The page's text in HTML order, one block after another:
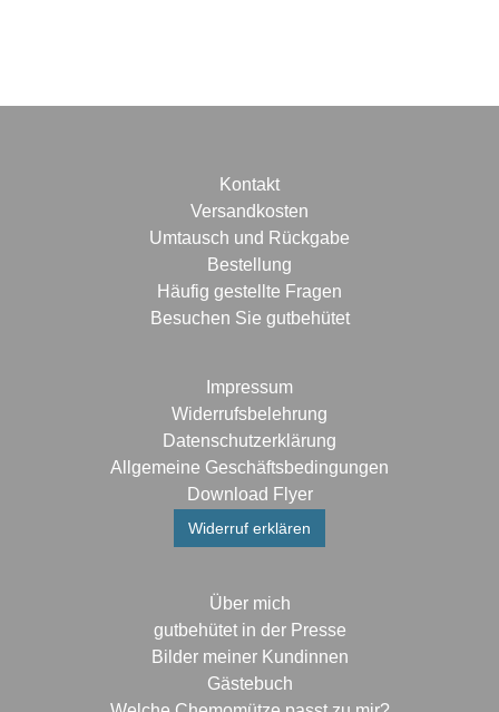
Kontakt
Versandkosten
Umtausch und Rückgabe
Bestellung
Häufig gestellte Fragen
Besuchen Sie gutbehütet
Impressum
Widerrufsbelehrung
Datenschutzerklärung
Allgemeine Geschäftsbedingungen
Download Flyer
Widerruf erklären
Über mich
gutbehütet in der Presse
Bilder meiner Kundinnen
Gästebuch